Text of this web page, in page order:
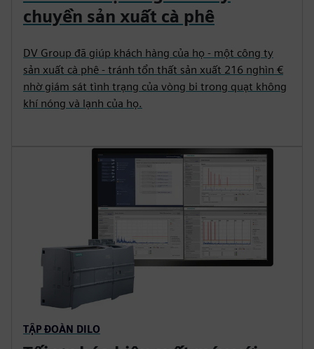
chuyền sản xuất cà phê
DV Group đã giúp khách hàng của họ - một công ty
sản xuất cà phê - tránh tổn thất sản xuất 216 nghìn €
nhờ giám sát tình trạng của vòng bi trong quạt không
khí nóng và lạnh của họ.
TẬP ĐOÀN DILO